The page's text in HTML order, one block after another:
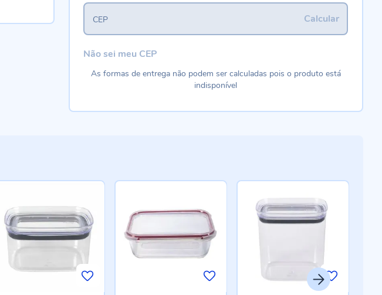
Calcular
CEP
Não sei meu CEP
As formas de entrega não podem ser calculadas pois o produto está
indisponível